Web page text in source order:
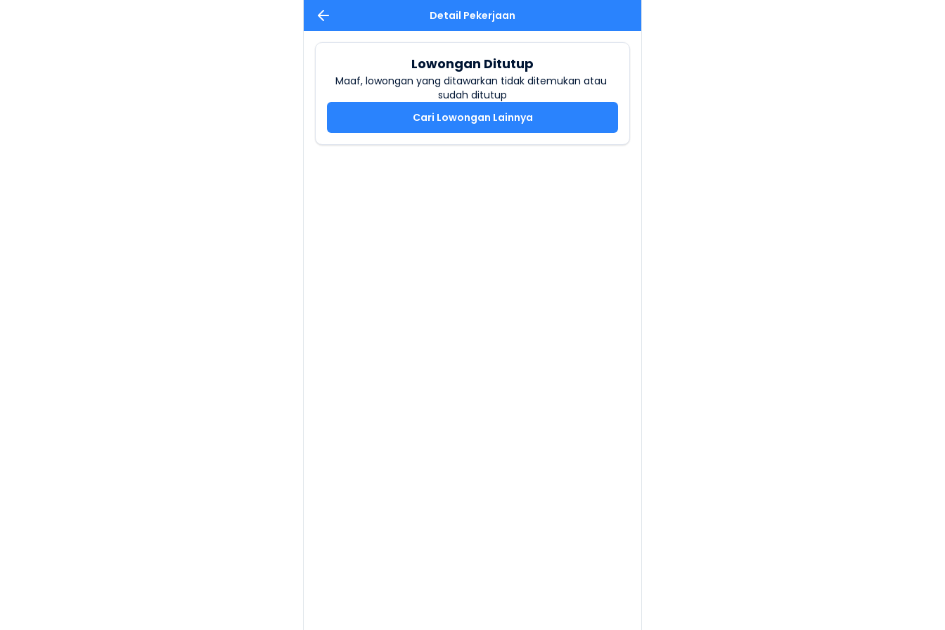
Detail Pekerjaan
Lowongan Ditutup
Maaf, lowongan yang ditawarkan tidak ditemukan atau
sudah ditutup
Cari Lowongan Lainnya